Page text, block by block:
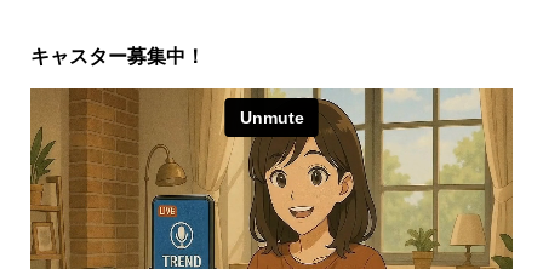
キャスター募集中！